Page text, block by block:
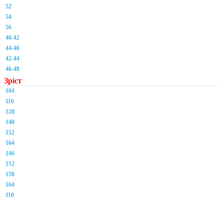
52
54
56
40-42
44-46
42-44
46-48
Зріст
104
116
128
140
152
164
146
152
158
164
110